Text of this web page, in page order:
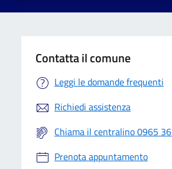
Contatta il comune
Leggi le domande frequenti
Richiedi assistenza
Chiama il centralino 0965
Prenota appuntamento